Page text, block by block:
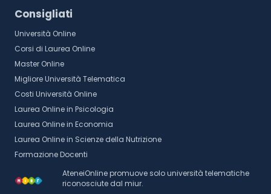
Consigliati
Università Online
Corsi di Laurea Online
Master Online
Migliore Università Telematica
Costi Università Online
Laurea Online in Psicologia
Laurea Online in Economia
Laurea Online in Scienze della Nutrizione
Formazione Docenti
AteneiOnline promuove solo università telematiche
riconosciute dal miur.